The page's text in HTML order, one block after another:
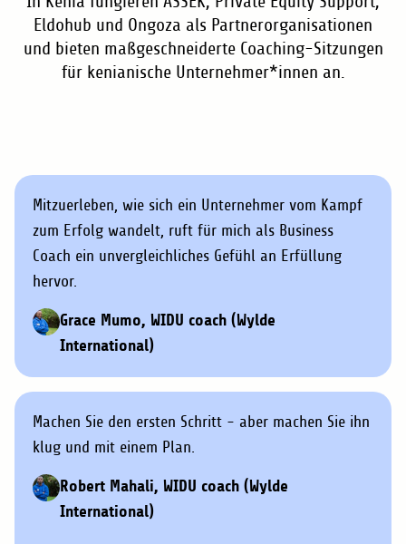
Eldohub und Ongoza als Partnerorganisationen
und bieten maßgeschneiderte Coaching-Sitzungen
für kenianische Unternehmer*innen an.
Mitzuerleben, wie sich ein Unternehmer vom Kampf
zum Erfolg wandelt, ruft für mich als Business
Coach ein unvergleichliches Gefühl an Erfüllung
hervor.
Grace Mumo, WIDU coach (Wylde
International)
Machen Sie den ersten Schritt - aber machen Sie ihn
klug und mit einem Plan.
Robert Mahali, WIDU coach (Wylde
International)